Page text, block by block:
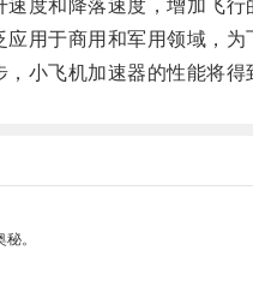
和降落速度，增加飞行
于商用和军用领域，为
飞机加速器的性能将得
。